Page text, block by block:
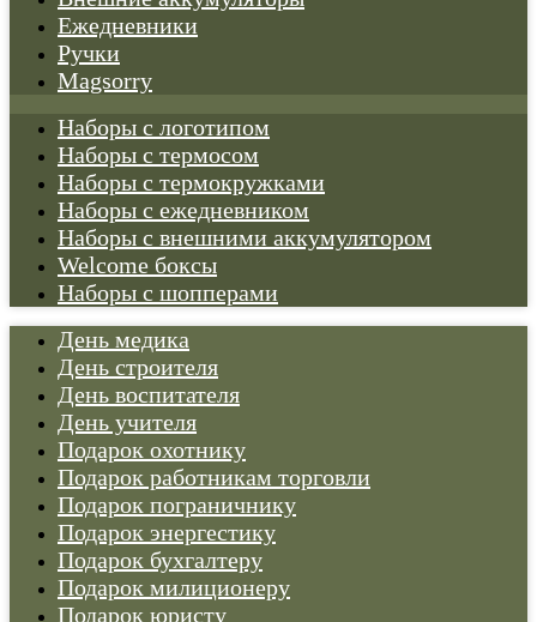
Ежедневники
Ручки
Magsorry
Наборы с логотипом
Наборы с термосом
Наборы с термокружками
Наборы с ежедневником
Наборы с внешними аккумулятором
Welcome боксы
Наборы с шопперами
День медика
День строителя
День воспитателя
День учителя
Подарок охотнику
Подарок работникам торговли
Подарок пограничнику
Подарок энергестику
Подарок бухгалтеру
Подарок милиционеру
Подарок юристу